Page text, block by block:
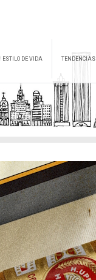
ESTILO DE VIDA TENDENCIAS